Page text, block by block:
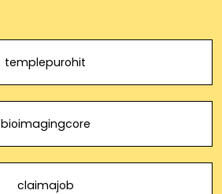
templepurohit
bioimagingcore
claimajob